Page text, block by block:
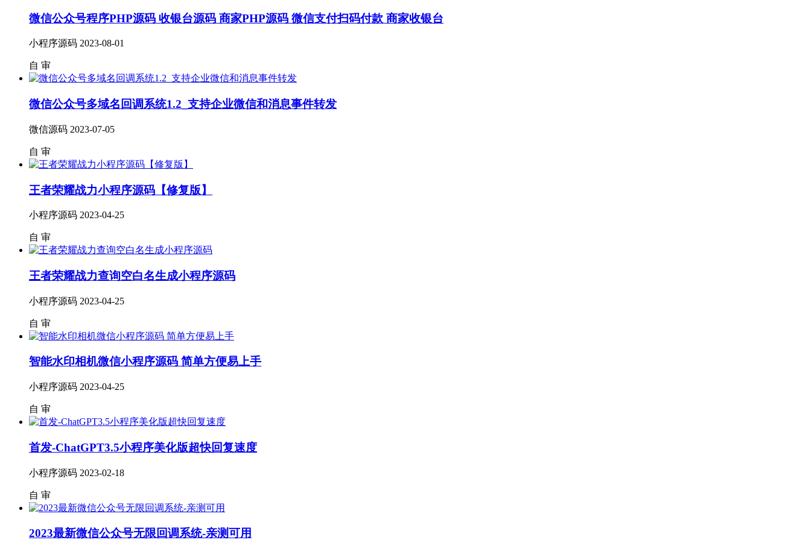
微信公众号程序PHP源码 收银台源码 商家PHP源码 微信支付扫码付款 商家收银台
小程序源码 2023-08-01
自 审
微信公众号多域名回调系统1.2_支持企业微信和消息事件转发
微信源码 2023-07-05
自 审
王者荣耀战力小程序源码【修复版】
小程序源码 2023-04-25
自 审
王者荣耀战力查询空白名生成小程序源码
小程序源码 2023-04-25
自 审
智能水印相机微信小程序源码 简单方便易上手
小程序源码 2023-04-25
自 审
首发-ChatGPT3.5小程序美化版超快回复速度
小程序源码 2023-02-18
自 审
2023最新微信公众号无限回调系统-亲测可用